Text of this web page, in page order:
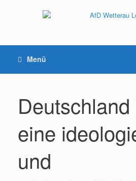
Menü
eine
und